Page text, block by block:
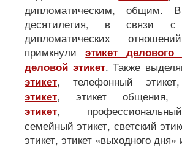
дипломатическим, общим.
десятилетия, в связи с
дипломатических
примкнулиэтикет
деловой этикет. Также
этикет, телефонный
этикет, этикет общения,
этикет,
семейный этикет, светский
этикет, этикет «выходного дня»